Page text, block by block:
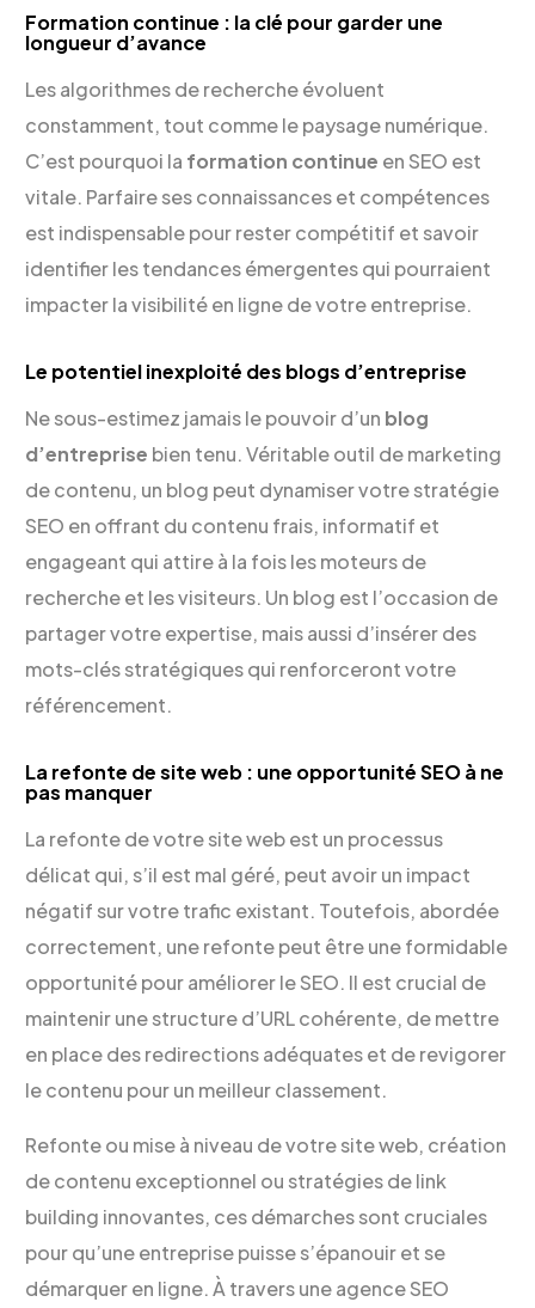
Formation continue : la clé pour garder une
longueur d’avance
Les algorithmes de recherche évoluent
constamment, tout comme le paysage numérique.
C’est pourquoi la formation continue en SEO est
vitale. Parfaire ses connaissances et compétences
est indispensable pour rester compétitif et savoir
identifier les tendances émergentes qui pourraient
impacter la visibilité en ligne de votre entreprise.
Le potentiel inexploité des blogs d’entreprise
Ne sous-estimez jamais le pouvoir d’un blog
d’entreprise bien tenu. Véritable outil de marketing
de contenu, un blog peut dynamiser votre stratégie
SEO en offrant du contenu frais, informatif et
engageant qui attire à la fois les moteurs de
recherche et les visiteurs. Un blog est l’occasion de
partager votre expertise, mais aussi d’insérer des
mots-clés stratégiques qui renforceront votre
référencement.
La refonte de site web : une opportunité SEO à ne
pas manquer
La refonte de votre site web est un processus
délicat qui, s’il est mal géré, peut avoir un impact
négatif sur votre trafic existant. Toutefois, abordée
correctement, une refonte peut être une formidable
opportunité pour améliorer le SEO. Il est crucial de
maintenir une structure d’URL cohérente, de mettre
en place des redirections adéquates et de revigorer
le contenu pour un meilleur classement.
Refonte ou mise à niveau de votre site web, création
de contenu exceptionnel ou stratégies de link
building innovantes, ces démarches sont cruciales
pour qu’une entreprise puisse s’épanouir et se
démarquer en ligne. À travers une agence SEO